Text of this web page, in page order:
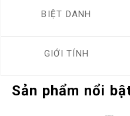
BIỆT DANH
GIỚI TÍNH
Sản phẩm nổi